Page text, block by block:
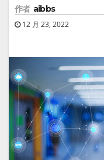
作者 aibbs
12 月 23, 2022